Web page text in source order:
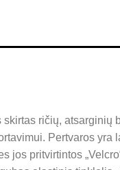
skirtas ričių, atsarginių
Pertvaros yra
jos pritvirtintos